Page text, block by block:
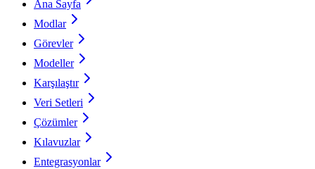
Ana Sayfa
Modlar
Görevler
Modeller
Karşılaştır
Veri Setleri
Çözümler
Kılavuzlar
Entegrasyonlar